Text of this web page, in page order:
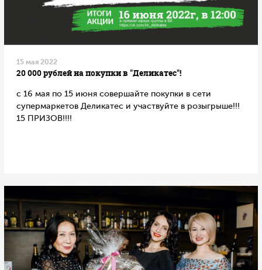
15 мая 2022
20 000 рублей на покупки в "Деликатес"!
с 16 мая по 15 июня совершайте покупки в сети
супермаркетов Деликатес и участвуйте в розыгрыше!!!
15 ПРИЗОВ!!!!